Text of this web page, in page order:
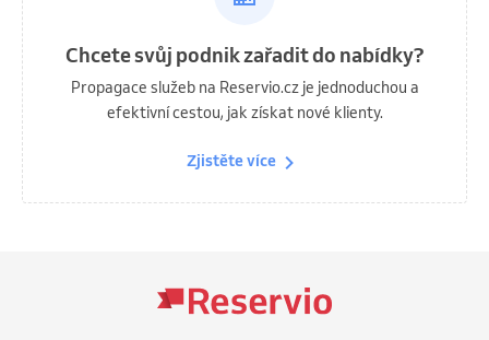
Chcete svůj podnik zařadit do nabídky?
Propagace služeb na Reservio.cz je jednoduchou a
efektivní cestou, jak získat nové klienty.
Zjistěte více